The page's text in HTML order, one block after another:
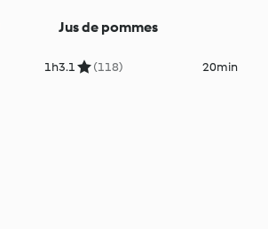
1h
Jus de pommes
3.1 (118) 20min